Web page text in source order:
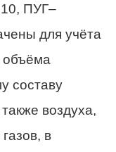
ПУГ–
для учёта
объёма
составу
воздуха,
в